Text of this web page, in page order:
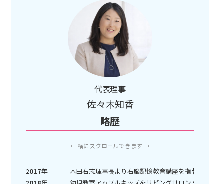
代表理事
佐々木知香
略歴
← 横にスクロールできます →
2017年
本田右志理事長より右脳記憶教育講座を指南、「
2018年
幼児教室アップルキッズをリビングサロンとして開